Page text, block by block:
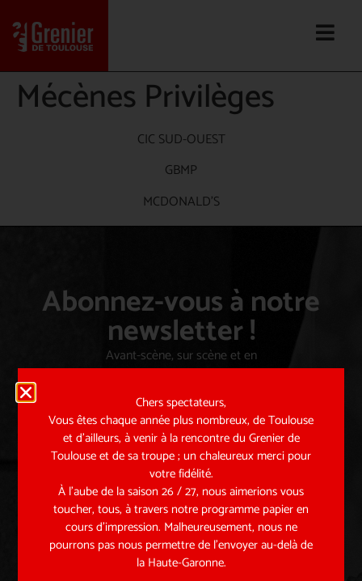
Mécènes Privilèges
CIC SUD-OUEST
GBMP
MCDONALD’S
Abonnez-vous à notre
newsletter !
Avant-scène, sur scène et en
coulisses… retrouvez toute
l’actualité de la compagnie
ENVOYER
Chers spectateurs,
Vous êtes chaque année plus nombreux, de Toulouse
et d’ailleurs, à venir à la rencontre du Grenier de
Toulouse et de sa troupe ; un chaleureux merci pour
votre fidélité.
À l’aube de la saison 26 / 27, nous aimerions vous
toucher, tous, à travers notre programme papier en
cours d’impression. Malheureusement, nous ne
pourrons pas nous permettre de l’envoyer au-delà de
la Haute-Garonne.